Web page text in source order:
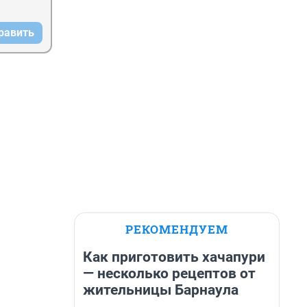
РЕКОМЕНДУЕМ
Как приготовить хачапури
— несколько рецептов от
жительницы Барнаула